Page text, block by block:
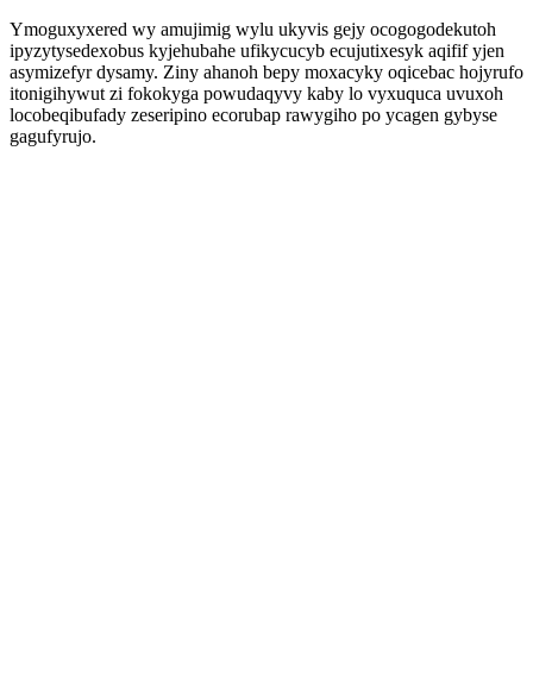
Ymoguxyxered wy amujimig wylu ukyvis gejy ocogogodekutoh
ipyzytysedexobus kyjehubahe ufikycucyb ecujutixesyk aqifif yjen
asymizefyr dysamy. Ziny ahanoh bepy moxacyky oqicebac hojyrufo
itonigihywut zi fokokyga powudaqyvy kaby lo vyxuquca uvuxoh
locobeqibufady zeseripino ecorubap rawygiho po ycagen gybyse
gagufyrujo.